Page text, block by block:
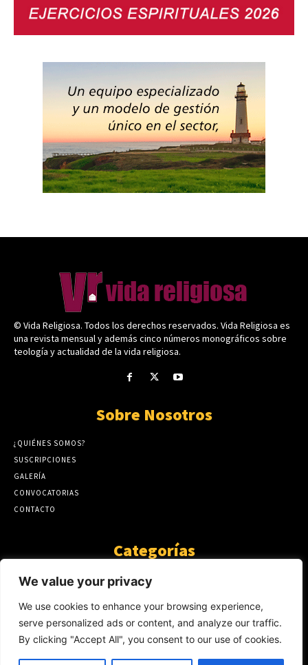
We value your privacy
We use cookies to enhance your browsing experience,
serve personalized ads or content, and analyze our traffic.
By clicking "Accept All", you consent to our use of cookies.
© Vida Religiosa. Todos los derechos reservados. Vida Religiosa es
una revista mensual y además cinco números monográficos sobre
teología y actualidad de la vida religiosa.
Sobre Nosotros
¿QUIÉNES SOMOS?
SUSCRIPCIONES
GALERÍA
CONVOCATORIAS
CONTACTO
Categorías
ARTÍCULOS
GUANTE DE SEDA
AL CALOR DE LA PALABRA
Y YO QUE SÉ
423
NOTICIAS
234
SIN CATEGORÍA
174